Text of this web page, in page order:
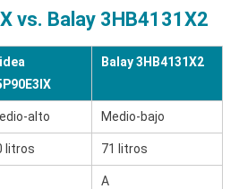
vs. Balay 3HB4131X2
Balay 3HB4131X2
alto Medio-bajo
litros 71 litros
A